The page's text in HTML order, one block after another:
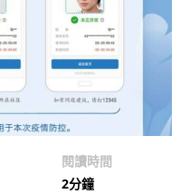
閱讀時間
2分鐘